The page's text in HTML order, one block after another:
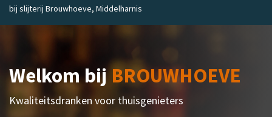
bij slijterij Brouwhoeve, Middelharnis
Welkom bijBROUWHOEVE
Kwaliteitsdranken voor thuisgenieters